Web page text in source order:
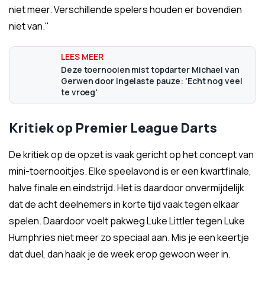
niet meer. Verschillende spelers houden er bovendien
niet van."
Deze toernooien mist topdarter Michael van
Gerwen door ingelaste pauze: 'Echt nog veel
te vroeg'
Kritiek op Premier League Darts
De kritiek op de opzet is vaak gericht op het concept van
mini-toernooitjes. Elke speelavond is er een kwartfinale,
halve finale en eindstrijd. Het is daardoor onvermijdelijk
dat de acht deelnemers in korte tijd vaak tegen elkaar
spelen. Daardoor voelt pakweg Luke Littler tegen Luke
Humphries niet meer zo speciaal aan. Mis je een keertje
dat duel, dan haak je de week erop gewoon weer in.